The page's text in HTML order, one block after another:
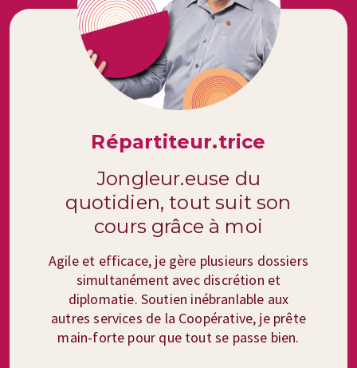
Répartiteur.trice
Jongleur.euse du
quotidien, tout suit son
cours grâce à moi
Agile et efficace, je gère plusieurs dossiers
simultanément avec discrétion et
diplomatie. Soutien inébranlable aux
autres services de la Coopérative, je prête
main-forte pour que tout se passe bien.